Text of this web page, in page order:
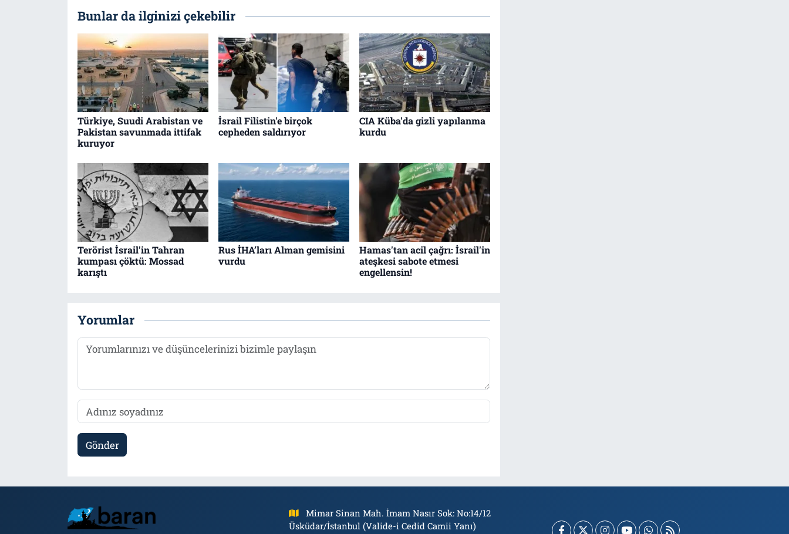
Bunlar da ilginizi çekebilir
Türkiye, Suudi Arabistan ve
Pakistan savunmada ittifak
kuruyor
İsrail Filistin'e birçok
cepheden saldırıyor
CIA Küba'da gizli yapılanma
kurdu
Terörist İsrail'in Tahran
kumpası çöktü: Mossad
karıştı
Rus İHA’ları Alman gemisini
vurdu
Hamas'tan acil çağrı: İsrail'in
ateşkesi sabote etmesi
engellensin!
Yorumlar
Gönder
Mimar Sinan Mah. İmam Nasır Sok: No:14/12
Üsküdar/İstanbul (Valide-i Cedid Camii Yanı)